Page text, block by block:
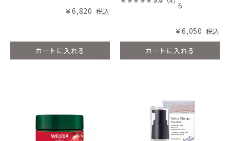
￥6,820
カートに入れる
る
￥6,050
カートに入れる